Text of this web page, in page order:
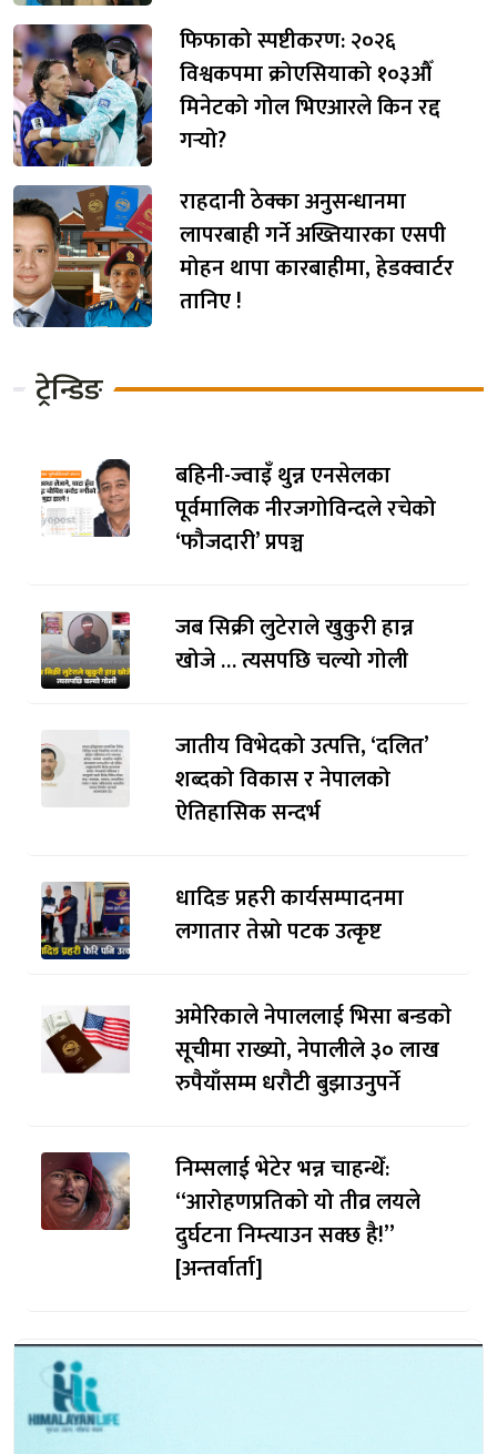
फिफाको स्पष्टीकरण: २०२६
विश्वकपमा क्रोएसियाको १०३औँ
मिनेटको गोल भिएआरले किन रद्द
गर्‍यो?
राहदानी ठेक्का अनुसन्धानमा
लापरबाही गर्ने अख्तियारका एसपी
मोहन थापा कारबाहीमा, हेडक्वार्टर
तानिए !
ट्रेन्डिङ
बहिनी-ज्वाइँ थुन्न एनसेलका
पूर्वमालिक नीरजगोविन्दले रचेको
‘फौजदारी’ प्रपञ्च
जब सिक्री लुटेराले खुकुरी हान्न
खोजे … त्यसपछि चल्यो गोली
जातीय विभेदको उत्पत्ति, ‘दलित’
शब्दको विकास र नेपालको
ऐतिहासिक सन्दर्भ
धादिङ प्रहरी कार्यसम्पादनमा
लगातार तेस्रो पटक उत्कृष्ट
अमेरिकाले नेपाललाई भिसा बन्डकाे
सूचीमा राख्यो, नेपालीले ३० लाख
रुपैयाँसम्म धरौटी बुझाउनुपर्ने
निम्सलाई भेटेर भन्न चाहन्थेँ:
“आरोहणप्रतिको यो तीव्र लयले
दुर्घटना निम्त्याउन सक्छ है!”
[अन्तर्वार्ता]